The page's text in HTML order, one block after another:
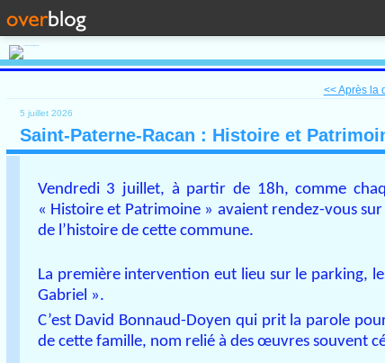
<< Après la
5 juillet 2026
Saint-Paterne-Racan : Histoire et
Vendredi 3 juillet, à partir de 18h, comme
« Histoire et Patrimoine » avaient rendez-vous
de l’histoire de cette commune.
La première intervention eut lieu sur le parking,
Gabriel ».
C’est David Bonnaud-Doyen qui prit la parole
de cette famille, nom relié à des œuvres souvent